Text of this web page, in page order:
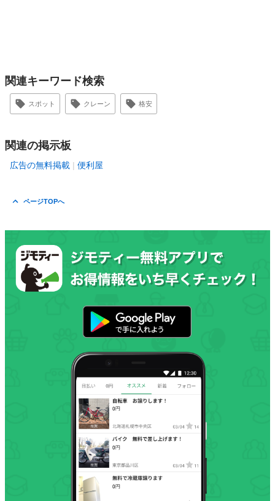
関連キーワード検索
スポット クレーン 格安
関連の掲示板
広告の無料掲載 便利屋
ページTOPへ